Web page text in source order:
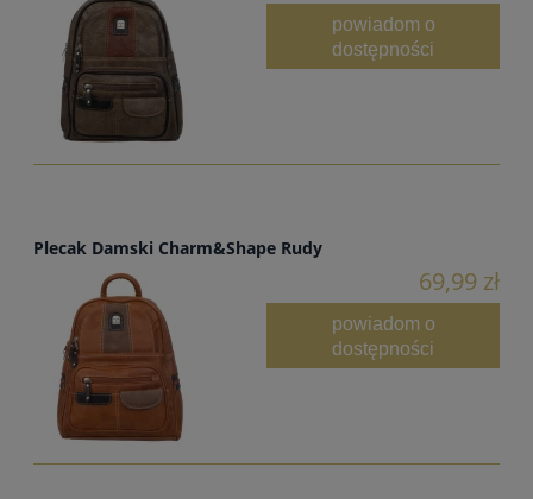
powiadom o
dostępności
Plecak Damski Charm&Shape Rudy
69,99 zł
powiadom o
dostępności